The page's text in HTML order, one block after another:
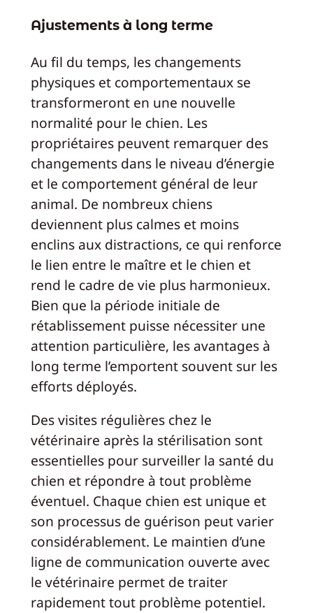
Ajustements à long terme
Au fil du temps, les changements
physiques et comportementaux se
transformeront en une nouvelle
normalité pour le chien. Les
propriétaires peuvent remarquer des
changements dans le niveau d’énergie
et le comportement général de leur
animal. De nombreux chiens
deviennent plus calmes et moins
enclins aux distractions, ce qui renforce
le lien entre le maître et le chien et
rend le cadre de vie plus harmonieux.
Bien que la période initiale de
rétablissement puisse nécessiter une
attention particulière, les avantages à
long terme l’emportent souvent sur les
efforts déployés.
Des visites régulières chez le
vétérinaire après la stérilisation sont
essentielles pour surveiller la santé du
chien et répondre à tout problème
éventuel. Chaque chien est unique et
son processus de guérison peut varier
considérablement. Le maintien d’une
ligne de communication ouverte avec
le vétérinaire permet de traiter
rapidement tout problème potentiel.